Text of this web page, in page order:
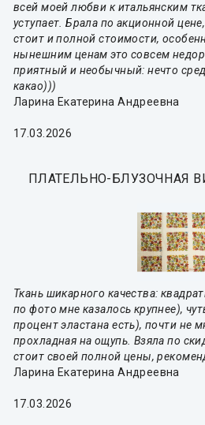
всей моей любви к итальянским
уступает. Брала по акционной
стоит и полной стоимости,
нынешним ценам это совсем
приятный и необычный: нечто
какао)))
Ларина Екатерина Андреевна
17.03.2026
ПЛАТЕЛЬНО-БЛУЗОЧНАЯ
Ткань шикарного качества:
по фото мне казалось крупнее),
процент эластана есть), почти не
прохладная на ощупь. Взяла по
стоит своей полной цены,
Ларина Екатерина Андреевна
17.03.2026